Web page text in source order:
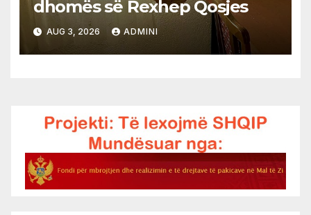
dhomës së Rexhep Qosjes
AUG 3, 2026 ADMINI